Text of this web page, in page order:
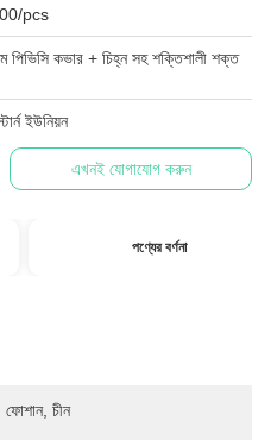
pcs
পিভিসি কভার + চিহ্ন সহ শক্তিশালী শক্ত
ইউনিয়ন
এখনই যোগাযোগ করুন
পণ্যের বর্ণনা
ফোশান, চীন